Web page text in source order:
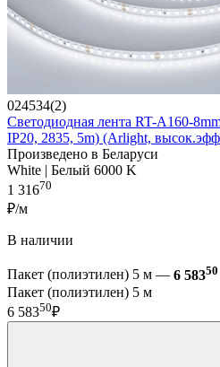
024534(2)
Светодиодная лента RT-A160-
IP20, 2835, 5m) (Arlight,
Произведено в Беларуси
White | Белый 6000 K
1 31670
₽/м
В наличии
Пакет (полиэтилен) 5 м — 6 58350
Пакет (полиэтилен) 5 м
6 58350₽